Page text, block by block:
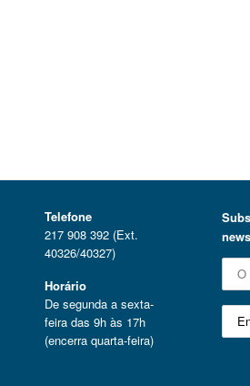
Telefone
217 908 392 (Ext.
40326/40327)
Horário
De segunda a sexta-
feira das 9h às 17h
(encerra quarta-feira)